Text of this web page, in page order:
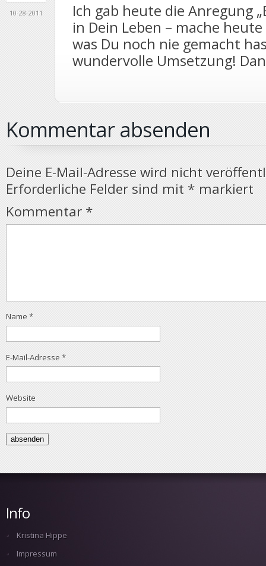
10-28-2011
Ich gab heute die Anregung
in Dein Leben – mache
was Du noch nie gemacht
wundervolle Umsetzung!
Kommentar absenden
Deine E-Mail-Adresse wird nicht
Erforderliche Felder sind mit * markiert
Kommentar *
Name *
E-Mail-Adresse *
Website
Info
Kristina Hippe
Impressum